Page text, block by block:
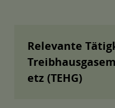
Relevante
etz (TEHG)